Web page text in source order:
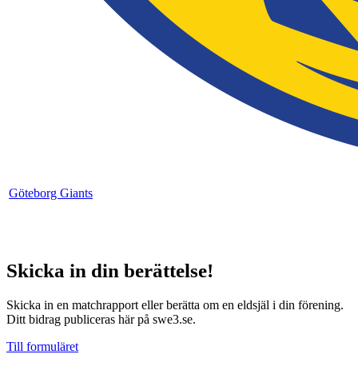
Göteborg Giants
Skicka in din berättelse!
Skicka in en matchrapport eller berätta om en eldsjäl i din förening.
Ditt bidrag publiceras här på swe3.se.
Till formuläret